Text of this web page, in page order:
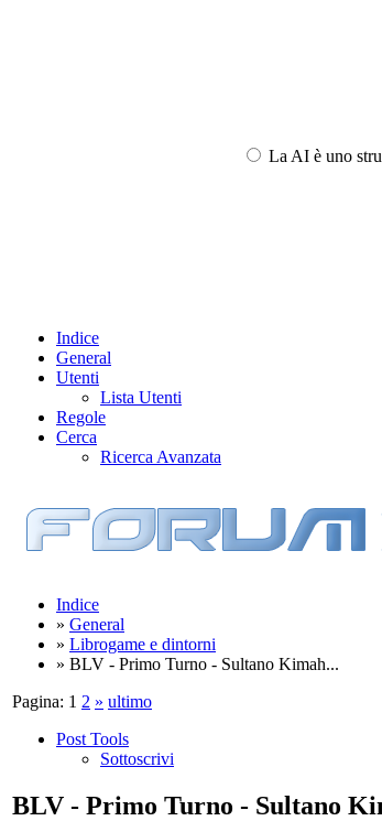
La AI è uno
Indice
General
Utenti
Lista Utenti
Regole
Cerca
Ricerca Avanzata
Indice
» General
» Librogame e dintorni
» BLV - Primo Turno - Sultano Kimah...
Pagina: 1 2 » ultimo
Post Tools
Sottoscrivi
BLV - Primo Turno - Sultano